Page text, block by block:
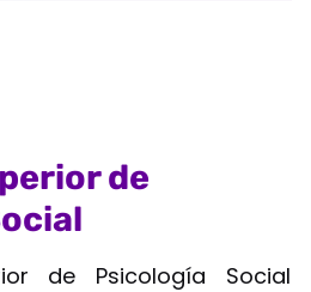
de
de Psicología Social